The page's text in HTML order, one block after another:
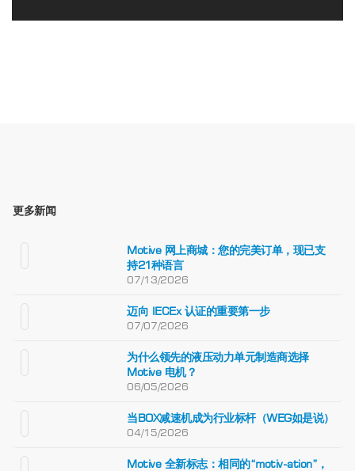
更多新闻
Motive 网上商城：您的完美订单，现已支
持21种语言
07/13/2026
迈向 IECEx 认证的重要第一步
07/07/2026
为什么领先的液压动力单元制造商选择
Motive 电机？
06/05/2026
当BOX减速机成为行业标杆（WEG如是说）
04/15/2026
Motive 全新标志：相同的“motiv-ation”，